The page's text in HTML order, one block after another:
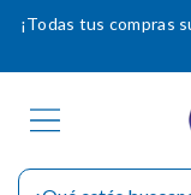
¡Todas tus compras